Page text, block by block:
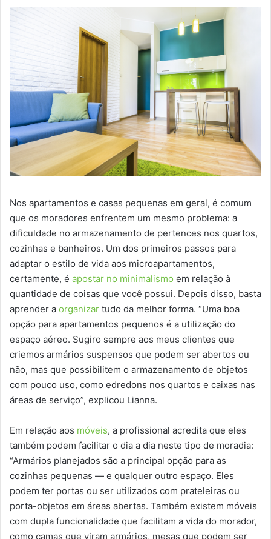
Nos apartamentos e casas pequenas em geral, é comum
que os moradores enfrentem um mesmo problema: a
dificuldade no armazenamento de pertences nos quartos,
cozinhas e banheiros. Um dos primeiros passos para
adaptar o estilo de vida aos microapartamentos,
certamente, é apostar no minimalismo em relação à
quantidade de coisas que você possui. Depois disso, basta
aprender a organizar tudo da melhor forma. “Uma boa
opção para apartamentos pequenos é a utilização do
espaço aéreo. Sugiro sempre aos meus clientes que
criemos armários suspensos que podem ser abertos ou
não, mas que possibilitem o armazenamento de objetos
com pouco uso, como edredons nos quartos e caixas nas
áreas de serviço”, explicou Lianna.
Em relação aos móveis, a profissional acredita que eles
também podem facilitar o dia a dia neste tipo de moradia:
“Armários planejados são a principal opção para as
cozinhas pequenas — e qualquer outro espaço. Eles
podem ter portas ou ser utilizados com prateleiras ou
porta-objetos em áreas abertas. Também existem móveis
com dupla funcionalidade que facilitam a vida do morador,
como camas que viram armários, mesas que podem ser